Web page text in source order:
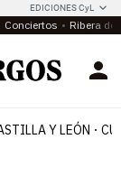
EDICIONES CyL
Conciertos Ribera del
Y LEÓN